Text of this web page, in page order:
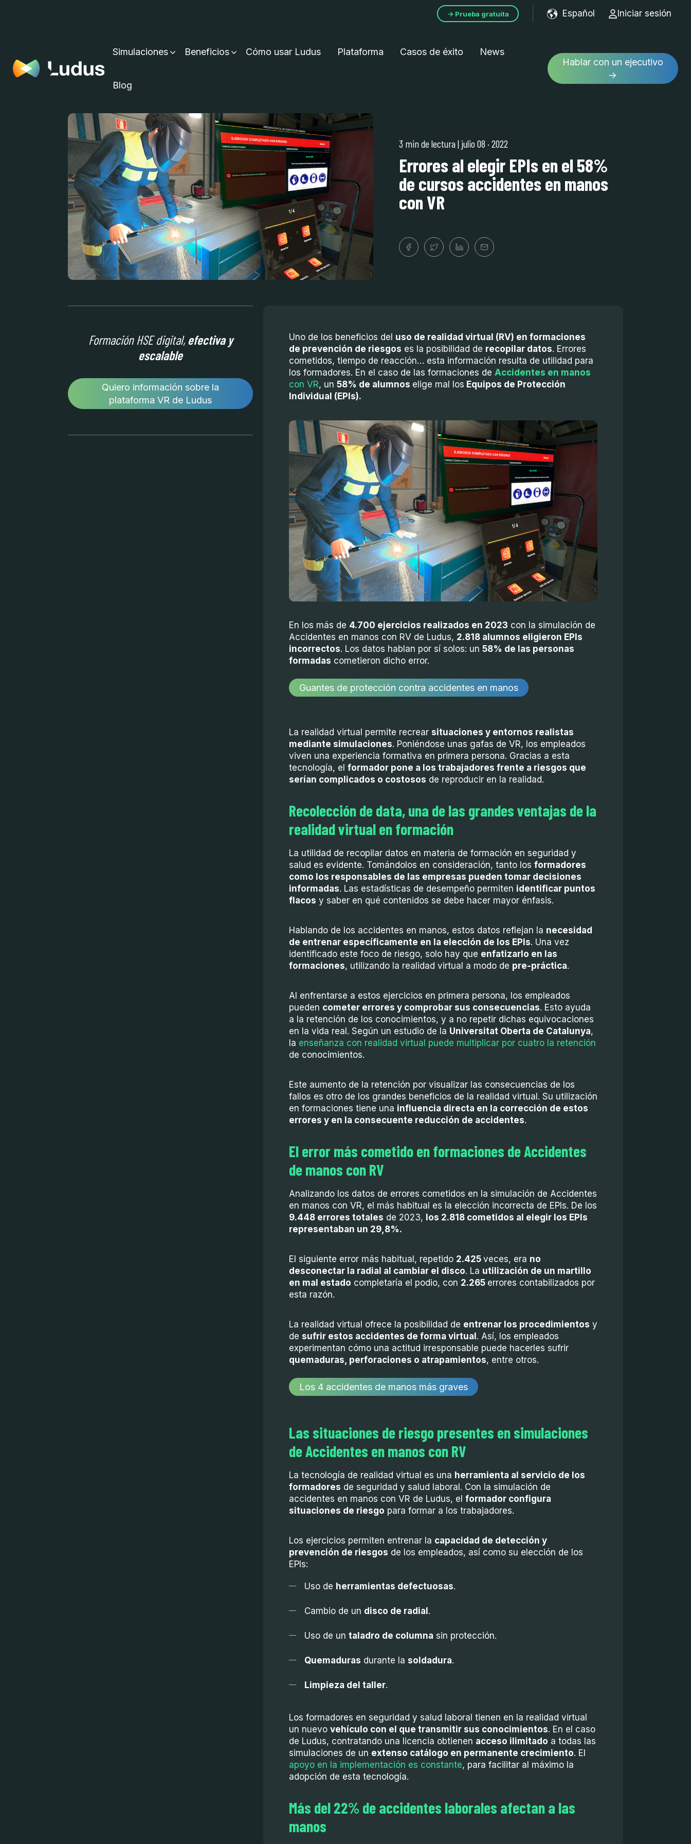
→ Prueba gratuita Español
Show submenu for
Iniciar sesión
Simulaciones Beneficios Cómo usar Ludus Plataforma Casos de éxito News
Blog
Hablar con un ejecutivo
→
3 min de lectura| julio 08 · 2022
Errores al elegir EPIs en el 58%
de cursos accidentes en manos
con VR
Formación HSE digital,efectiva y
escalable
Quiero información sobre la
plataforma VR de Ludus
Uno de los beneficios del uso de realidad virtual (RV) en formaciones
de prevención de riesgos es la posibilidad de recopilar datos. Errores
cometidos, tiempo de reacción… esta información resulta de utilidad para
los formadores. En el caso de las formaciones de Accidentes en manos
con VR, un 58% de alumnos elige mal los Equipos de Protección
Individual (EPIs).
En los más de 4.700 ejercicios realizados en 2023 con la simulación de
Accidentes en manos con RV de Ludus, 2.818 alumnos eligieron EPIs
incorrectos. Los datos hablan por sí solos: un 58% de las personas
formadas cometieron dicho error.
Guantes de protección contra accidentes en manos
La realidad virtual permite recrear situaciones y entornos realistas
mediante simulaciones. Poniéndose unas gafas de VR, los empleados
viven una experiencia formativa en primera persona. Gracias a esta
tecnología, el formador pone a los trabajadores frente a riesgos que
serían complicados o costosos de reproducir en la realidad.
Recolección de data, una de las grandes ventajas de la
realidad virtual en formación
La utilidad de recopilar datos en materia de formación en seguridad y
salud es evidente. Tomándolos en consideración, tanto los formadores
como los responsables de las empresas pueden tomar decisiones
informadas. Las estadísticas de desempeño permiten identificar puntos
flacos y saber en qué contenidos se debe hacer mayor énfasis.
Hablando de los accidentes en manos, estos datos reflejan la necesidad
de entrenar específicamente en la elección de los EPIs. Una vez
identificado este foco de riesgo, solo hay que enfatizarlo en las
formaciones, utilizando la realidad virtual a modo de pre-práctica.
Al enfrentarse a estos ejercicios en primera persona, los empleados
pueden cometer errores y comprobar sus consecuencias. Esto ayuda
a la retención de los conocimientos, y a no repetir dichas equivocaciones
en la vida real. Según un estudio de la Universitat Oberta de Catalunya,
la enseñanza con realidad virtual puede multiplicar por cuatro la retención
de conocimientos.
Este aumento de la retención por visualizar las consecuencias de los
fallos es otro de los grandes beneficios de la realidad virtual. Su utilización
en formaciones tiene una influencia directa en la corrección de estos
errores y en la consecuente reducción de accidentes.
El error más cometido en formaciones de Accidentes
de manos con RV
Analizando los datos de errores cometidos en la simulación de Accidentes
en manos con VR, el más habitual es la elección incorrecta de EPIs. De los
9.448 errores totales de 2023, los 2.818 cometidos al elegir los EPIs
representaban un 29,8%.
El siguiente error más habitual, repetido 2.425 veces, era no
desconectar la radial al cambiar el disco. La utilización de un martillo
en mal estado completaría el podio, con 2.265 errores contabilizados por
esta razón.
La realidad virtual ofrece la posibilidad de entrenar los procedimientos y
de sufrir estos accidentes de forma virtual. Así, los empleados
experimentan cómo una actitud irresponsable puede hacerles sufrir
quemaduras, perforaciones o atrapamientos, entre otros.
Los 4 accidentes de manos más graves
Las situaciones de riesgo presentes en simulaciones
de Accidentes en manos con RV
La tecnología de realidad virtual es una herramienta al servicio de los
formadores de seguridad y salud laboral. Con la simulación de
accidentes en manos con VR de Ludus, el formador configura
situaciones de riesgo para formar a los trabajadores.
Los ejercicios permiten entrenar la capacidad de detección y
prevención de riesgos de los empleados, así como su elección de los
EPIs:
Uso de herramientas defectuosas.
Cambio de un disco de radial.
Uso de un taladro de columna sin protección.
Quemaduras durante la soldadura.
Limpieza del taller.
Los formadores en seguridad y salud laboral tienen en la realidad virtual
un nuevo vehículo con el que transmitir sus conocimientos. En el caso
de Ludus, contratando una licencia obtienen acceso ilimitado a todas las
simulaciones de un extenso catálogo en permanente crecimiento. El
apoyo en la implementación es constante, para facilitar al máximo la
adopción de esta tecnología.
Más del 22% de accidentes laborales afectan a las
manos